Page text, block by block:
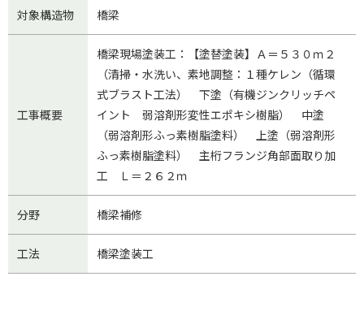
対象構造物 橋梁
工事概要
橋梁現場塗装工：【塗替塗装】Ａ＝５３０ｍ２
（清掃・水洗い、素地調整：１種ケレン（循環
式ブラスト工法） 下塗（有機ジンクリッチペ
イント 弱溶剤形変性エポキシ樹脂） 中塗
（弱溶剤形ふっ素樹脂塗料） 上塗（弱溶剤形
ふっ素樹脂塗料） 主桁フランジ角部面取り加
工 Ｌ＝２６２ｍ
分野 橋梁補修
工法 橋梁塗装工